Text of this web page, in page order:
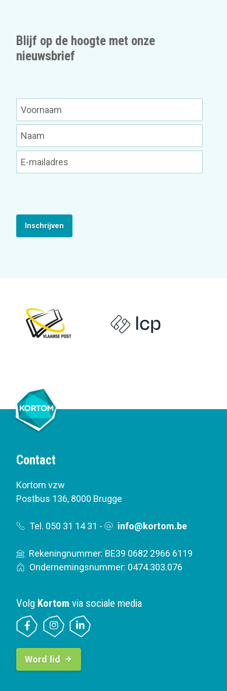
Blijf op de hoogte met onze
nieuwsbrief
Inschrijven
Contact
Kortom vzw
Postbus 136, 8000 Brugge
Tel. 050 31 14 31 - info@kortom.be
Rekeningnummer: BE39 0682 2966 6119
Ondernemingsnummer: 0474.303.076
Volg Kortom via sociale media
B
t
Word lid